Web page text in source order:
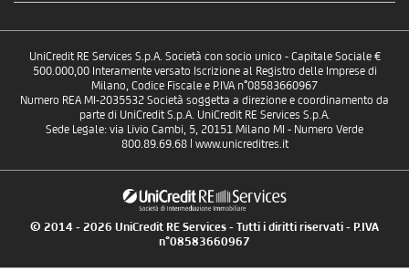
UniCredit RE Services S.p.A. Società con socio unico - Capitale Sociale €
500.000,00 Interamente versato Iscrizione al Registro delle Imprese di
Milano, Codice Fiscale e P.IVA n°08583660967
Numero REA MI-2035532 Società soggetta a direzione e coordinamento da
parte di UniCredit S.p.A. UniCredit RE Services S.p.A.
Sede Legale: via Livio Cambi, 5, 20151 Milano MI - Numero Verde
800.89.69.68 | www.unicreditres.it
© 2014 - 2026 UniCredit RE Services - Tutti i diritti riservati - P.IVA
n°08583660967